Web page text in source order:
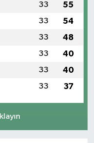
33 55
33 54
33 48
33 40
33 40
33 37